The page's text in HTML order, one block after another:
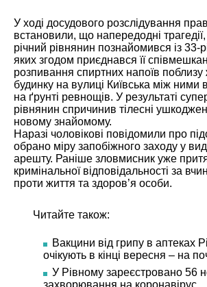
У ході досудового розслідування
встановили, що напередодні
річний рівнянин познайомився із 33-
яких згодом приєднався її
розпивання спиртних напоїв поблизу
будинку на вулиці Київська між ними
на ґрунті ревнощів. У результаті
рівнянин спричинив тілесні
новому знайомому.
Наразі чоловікові повідомили про
обрано міру запобіжного заходу у
арешту. Раніше зловмисник уже
кримінальної відповідальності за
проти життя та здоров’я особи.
Читайте також:
Вакцини від грипу в аптеках
очікують в кінці вересня – на
У Рівному зареєстровано 56
захворювання на коронавірус